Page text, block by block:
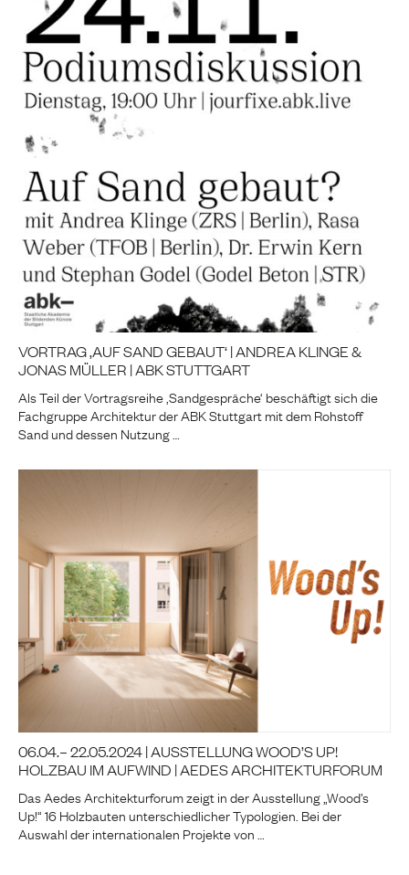
VORTRAG ‚AUF SAND GEBAUT‘ | ANDREA KLINGE &
JONAS MÜLLER | ABK STUTTGART
Als Teil der Vortragsreihe ‚Sandgespräche‘ beschäftigt sich die
Fachgruppe Architektur der ABK Stuttgart mit dem Rohstoff
Sand und dessen Nutzung …
06.04.– 22.05.2024 | AUSSTELLUNG WOOD’S UP!
HOLZBAU IM AUFWIND | AEDES ARCHITEKTURFORUM
Das Aedes Architekturforum zeigt in der Ausstellung „Wood’s
Up!“ 16 Holzbauten unterschiedlicher Typologien. Bei der
Auswahl der internationalen Projekte von …